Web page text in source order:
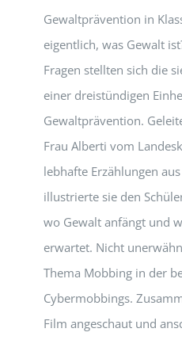
Gewaltprävention in
eigentlich, was Gewalt
Fragen stellten sich die
einer dreistündigen
Gewaltprävention.
Frau Alberti vom
lebhafte Erzählungen
illustrierte sie den
wo Gewalt anfängt und
erwartet. Nicht
Thema Mobbing in der
Cybermobbings.
Film angeschaut und